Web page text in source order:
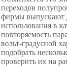
переходов
фирмы выпускают
использования в
повторяемость
вольт-градусной
подобрать
проверить их на